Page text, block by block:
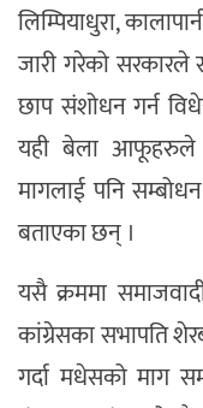
लिम्पियाधुरा,
जारी गरेको
छाप संशोधन गर्न
यही बेला आफूहरुले
मागलाई पनि
बताएका छन् ।
यसै क्रममा
कांग्रेसका सभापति
गर्दा मधेसको माग